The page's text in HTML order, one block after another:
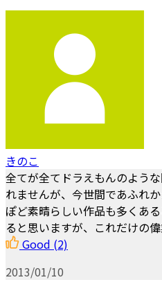
きのこ
全てが全てドラえもんのよう
れませんが、今世間であふれ
ぽど素晴らしい作品も多くあ
ると思いますが、これだけの
Good (2)
2013/01/10